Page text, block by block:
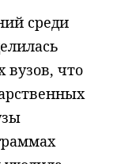
среди
вузов, что